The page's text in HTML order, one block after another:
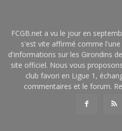
FCGB.net a vu le jour en
s'est vite affirmé comme
d'informations sur les Girondins
site officiel. Nous vous
club favori en Ligue 1,
commentaires et le forum.